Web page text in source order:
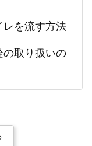
レを流す方法
の取り扱いの